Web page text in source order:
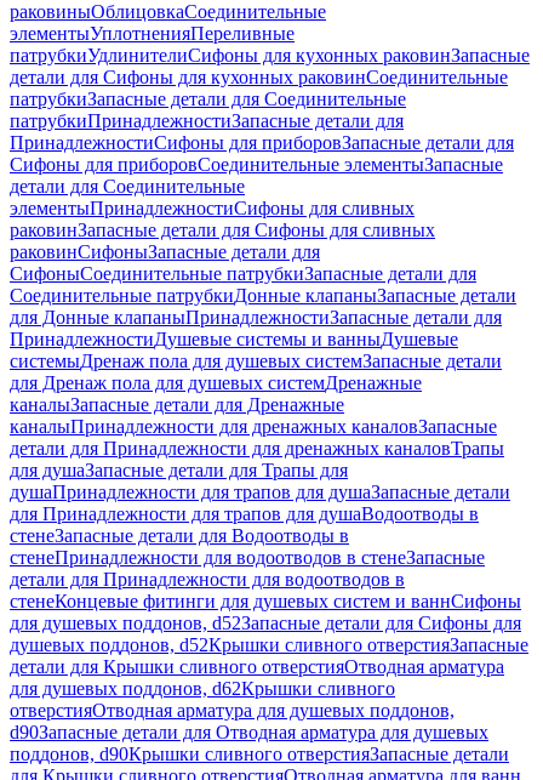
раковиныОблицовкаСоединительные
элементыУплотненияПереливные
патрубкиУдлинителиСифоны для кухонных раковинЗапасные
детали для Сифоны для кухонных раковинСоединительные
патрубкиЗапасные детали для Соединительные
патрубкиПринадлежностиЗапасные детали для
ПринадлежностиСифоны для приборовЗапасные детали для
Сифоны для приборовСоединительные элементыЗапасные
детали для Соединительные
элементыПринадлежностиСифоны для сливных
раковинЗапасные детали для Сифоны для сливных
раковинСифоныЗапасные детали для
СифоныСоединительные патрубкиЗапасные детали для
Соединительные патрубкиДонные клапаныЗапасные детали
для Донные клапаныПринадлежностиЗапасные детали для
ПринадлежностиДушевые системы и ванныДушевые
системыДренаж пола для душевых системЗапасные детали
для Дренаж пола для душевых системДренажные
каналыЗапасные детали для Дренажные
каналыПринадлежности для дренажных каналовЗапасные
детали для Принадлежности для дренажных каналовТрапы
для душаЗапасные детали для Трапы для
душаПринадлежности для трапов для душаЗапасные детали
для Принадлежности для трапов для душаВодоотводы в
стенеЗапасные детали для Водоотводы в
стенеПринадлежности для водоотводов в стенеЗапасные
детали для Принадлежности для водоотводов в
стенеКонцевые фитинги для душевых систем и ваннСифоны
для душевых поддонов, d52Запасные детали для Сифоны для
душевых поддонов, d52Крышки сливного отверстияЗапасные
детали для Крышки сливного отверстияОтводная арматура
для душевых поддонов, d62Крышки сливного
отверстияОтводная арматура для душевых поддонов,
d90Запасные детали для Отводная арматура для душевых
поддонов, d90Крышки сливного отверстияЗапасные детали
для Крышки сливного отверстияОтводная арматура для ванн,